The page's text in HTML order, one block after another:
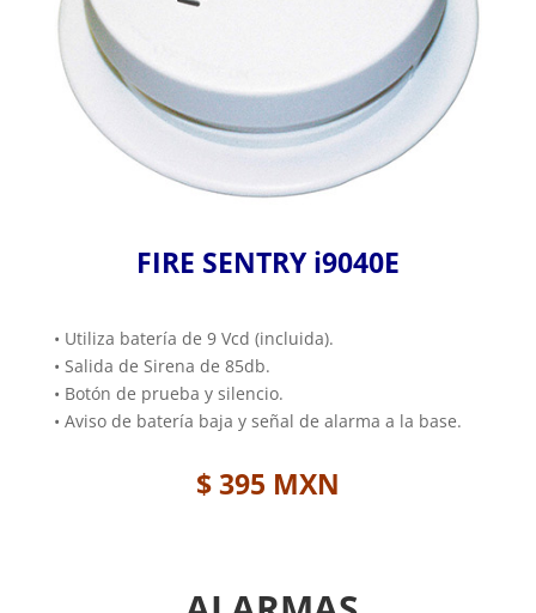
FIRE SENTRY i9040E
• Utiliza batería de 9 Vcd (incluida).
• Salida de Sirena de 85db.
• Botón de prueba y silencio.
• Aviso de batería baja y señal de alarma a la base.
$ 395 MXN